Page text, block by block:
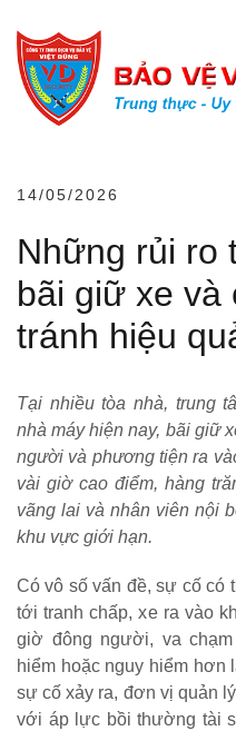
đến
phần
14/05/2026
Những rủi ro
bãi giữ xe và
tránh hiệu
Tại nhiều tòa nhà, trung
nhà máy hiện nay, bãi giữ
người và phương tiện ra
vài giờ cao điểm, hàng
vãng lai và nhân viên nội
khu vực giới hạn.
Có vô số vấn đề, sự cố có
tới tranh chấp, xe ra vào
giờ đông người, va
hiểm hoặc nguy hiểm hơn
sự cố xảy ra, đơn vị quản
với áp lực bồi thường tài